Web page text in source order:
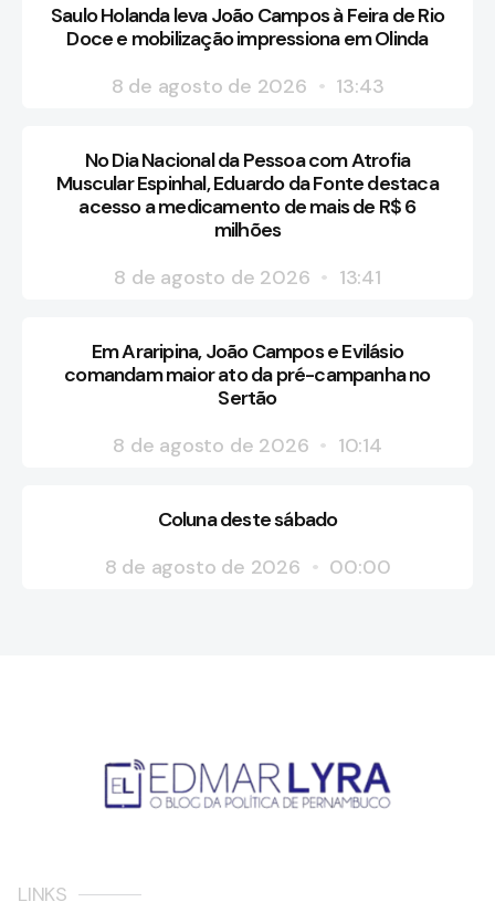
Saulo Holanda leva João Campos à Feira de Rio
Doce e mobilização impressiona em Olinda
8 de agosto de 2026
13:43
No Dia Nacional da Pessoa com Atrofia
Muscular Espinhal, Eduardo da Fonte destaca
acesso a medicamento de mais de R$ 6
milhões
8 de agosto de 2026
13:41
Em Araripina, João Campos e Evilásio
comandam maior ato da pré-campanha no
Sertão
8 de agosto de 2026
10:14
Coluna deste sábado
8 de agosto de 2026
00:00
LINKS